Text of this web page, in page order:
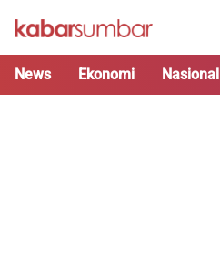
News Ekonomi Nasional